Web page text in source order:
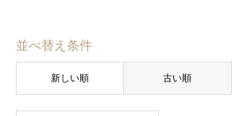
並べ替え条件
新しい順 古い順